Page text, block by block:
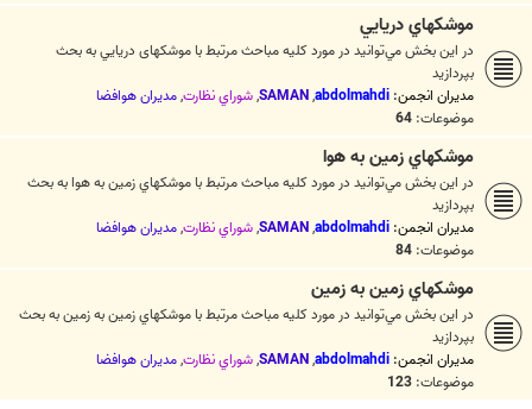
موشکهاي دريايي
در اين بخش مي‌توانيد در مورد کليه مباحث مرتبط با موشکهای دريايي به بحث
بپردازيد
مدیران انجمن: abdolmahdi
,
SAMAN
,شوراي نظارت,مديران هوافضا
موضوعات: 64
موشکهاي زمين به هوا
در اين بخش مي‌توانيد در مورد کليه مباحث مرتبط با موشکهاي زمين به هوا به بحث
بپردازيد
مدیران انجمن: abdolmahdi
,
SAMAN
,شوراي نظارت,مديران هوافضا
موضوعات: 84
موشکهاي زمين به زمين
در اين بخش مي‌توانيد در مورد کليه مباحث مرتبط با موشکهاي زمين به زمين به بحث
بپردازيد
مدیران انجمن: abdolmahdi
,
SAMAN
,شوراي نظارت,مديران هوافضا
موضوعات: 123